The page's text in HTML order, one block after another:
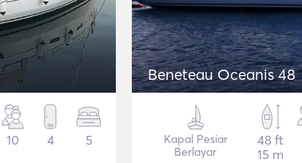
10 4 5
Beneteau Oceanis 48
Kapal Pesiar
Berlayar
48 ft
15 m